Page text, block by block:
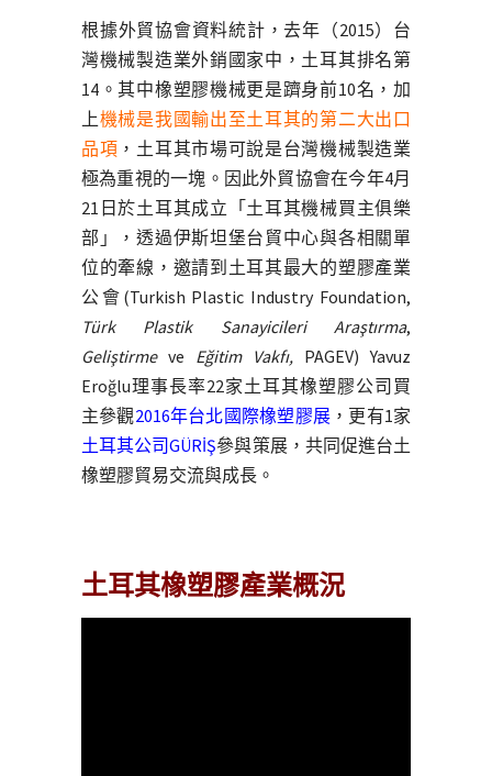
根據外貿協會資料統計，去年（2015）台
灣機械製造業外銷國家中，土耳其排名第
14。其中橡塑膠機械更是躋身前10名，加
上機械是我國輸出至土耳其的第二大出口
品項 ，土耳其市場可說是台灣機械製造業
極為重視的一塊。因此外貿協會在今年4月
21日於土耳其成立「土耳其機械買主俱樂
部」，透過伊斯坦堡台貿中心與各相關單
位的牽線，邀請到土耳其最大的塑膠產業
公會(Turkish Plastic Industry Foundation,
Türk Plastik Sanayicileri Araştırma,
Geliştirmeve Eğitim Vakfı, PAGEV) Yavuz
Eroğlu理事長率22家土耳其橡塑膠公司買
主參觀2016年台北國際橡塑膠展 ，更有1家
土耳其公司GÜRİŞ參與策展，共同促進台土
橡塑膠貿易交流與成長。
土耳其橡塑膠產業概況